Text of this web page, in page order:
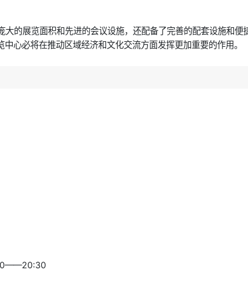
的展览面积和先进的会议设施，还配备了完善的配套设施和
心必将在推动区域经济和文化交流方面发挥更加重要的作用。